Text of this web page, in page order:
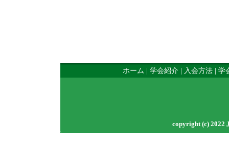
ホーム 学会紹介 入会方法 学
copyright (c) 2022